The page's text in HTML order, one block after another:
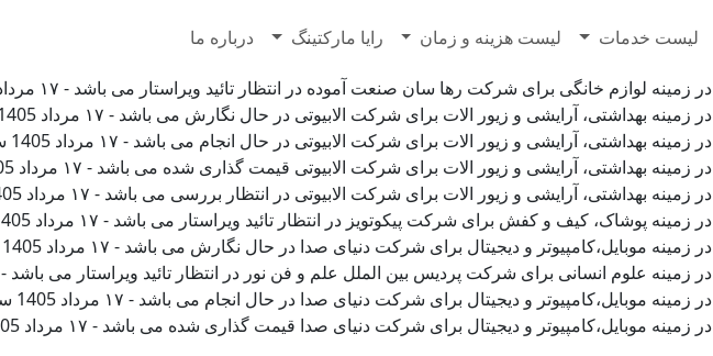
لیست خدمات لیست هزینه و زمان رایا مارکتینگ درباره ما
در زمینه لوازم خانگی برای شرکت رها سان صنعت آموده در انتظار تائید ویراستار می باشد - ۱۷ مرداد 1405 ساعت ۰۲:۰۰:۵۶
در زمینه بهداشتی، آرایشی و زیور الات برای شرکت الابیوتی در حال نگارش می باشد - ۱۷ مرداد 1405 ساعت ۰۰:۴۶:۵۱
در زمینه بهداشتی، آرایشی و زیور الات برای شرکت الابیوتی در حال انجام می باشد - ۱۷ مرداد 1405 ساعت ۰۰:۳۹:۰۷
در زمینه بهداشتی، آرایشی و زیور الات برای شرکت الابیوتی قیمت گذاری شده می باشد - ۱۷ مرداد 1405 ساعت ۰۰:۳۷:۵۶
در زمینه بهداشتی، آرایشی و زیور الات برای شرکت الابیوتی در انتظار بررسی می باشد - ۱۷ مرداد 1405 ساعت ۰۰:۳۷:۵۵
در زمینه پوشاک، کیف و کفش برای شرکت پیکوتویز در انتظار تائید ویراستار می باشد - ۱۷ مرداد 1405 ساعت ۰۰:۱۵:۲۹
در زمینه موبایل،کامپیوتر و دیجیتال برای شرکت دنیای صدا در حال نگارش می باشد - ۱۷ مرداد 1405 ساعت ۰۰:۱۴:۲۵
در زمینه علوم انسانی برای شرکت پردیس بین الملل علم و فن نور در انتظار تائید ویراستار می باشد - ۱۷ مرداد 1405 ساعت ۰۰:۱۲:۲۵
در زمینه موبایل،کامپیوتر و دیجیتال برای شرکت دنیای صدا در حال انجام می باشد - ۱۷ مرداد 1405 ساعت ۰۰:۱۲:۰۸
در زمینه موبایل،کامپیوتر و دیجیتال برای شرکت دنیای صدا قیمت گذاری شده می باشد - ۱۷ مرداد 1405 ساعت ۰۰:۱۱:۰۲